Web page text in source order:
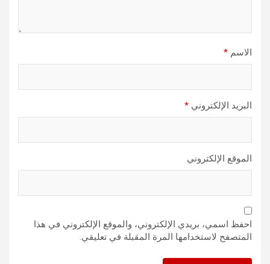
الاسم *
البريد الإلكتروني *
الموقع الإلكتروني
احفظ اسمي، بريدي الإلكتروني، والموقع الإلكتروني في هذا
المتصفح لاستخدامها المرة المقبلة في تعليقي.